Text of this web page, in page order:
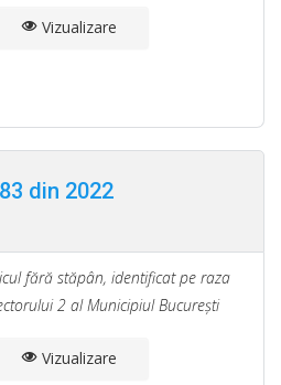
Vizualizare
din 2022
fără stăpân, identificat pe raza
2 al Municipiul Bucureşti
Vizualizare